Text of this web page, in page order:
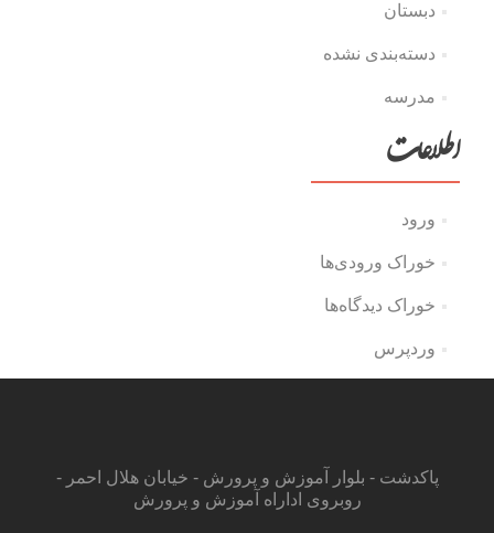
دبستان
دسته‌بندی نشده
مدرسه
اطلاعات
ورود
خوراک ورودی‌ها
خوراک دیدگاه‌ها
وردپرس
پاکدشت - بلوار آموزش و پرورش - خیابان هلال احمر -
روبروی اداراه آموزش و پرورش